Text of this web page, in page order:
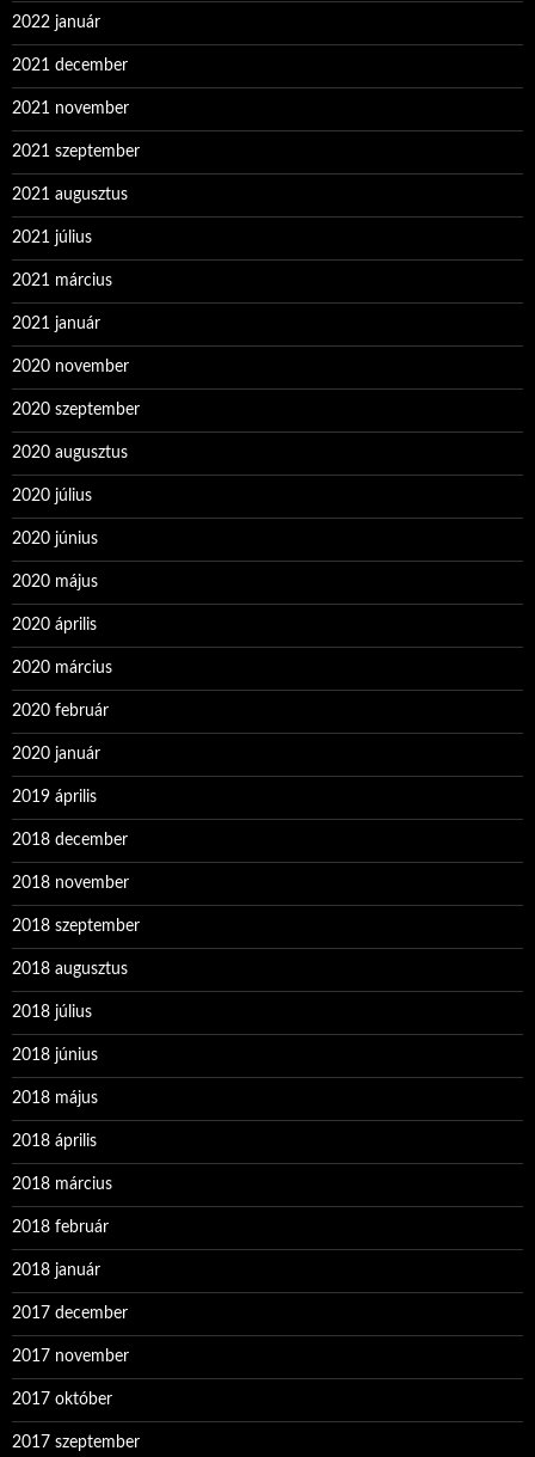
2022 január
2021 december
2021 november
2021 szeptember
2021 augusztus
2021 július
2021 március
2021 január
2020 november
2020 szeptember
2020 augusztus
2020 július
2020 június
2020 május
2020 április
2020 március
2020 február
2020 január
2019 április
2018 december
2018 november
2018 szeptember
2018 augusztus
2018 július
2018 június
2018 május
2018 április
2018 március
2018 február
2018 január
2017 december
2017 november
2017 október
2017 szeptember